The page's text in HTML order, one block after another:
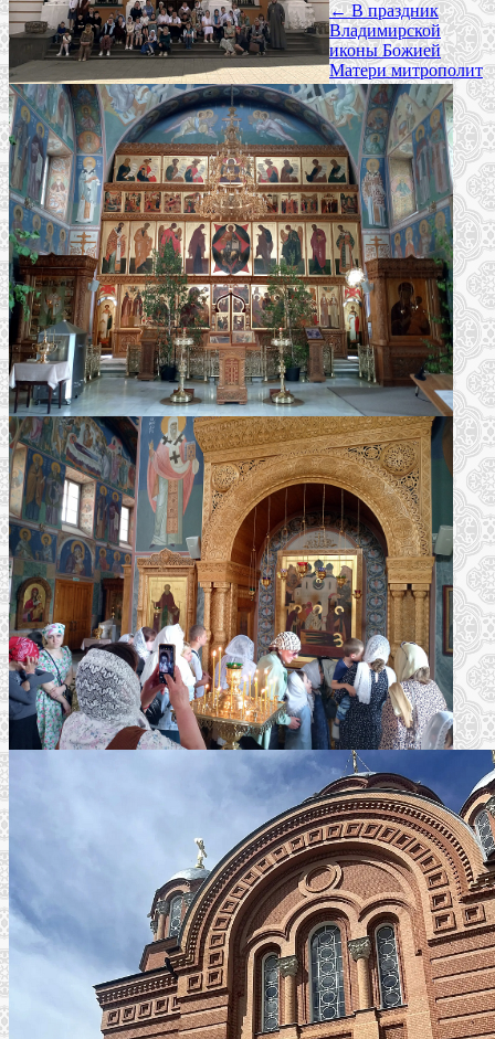
←В праздник
Владимирской
иконы Божией
Матери митрополит